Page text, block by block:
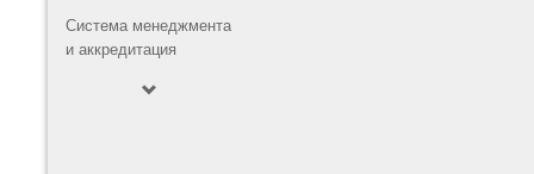
Система менеджмента
и аккредитация